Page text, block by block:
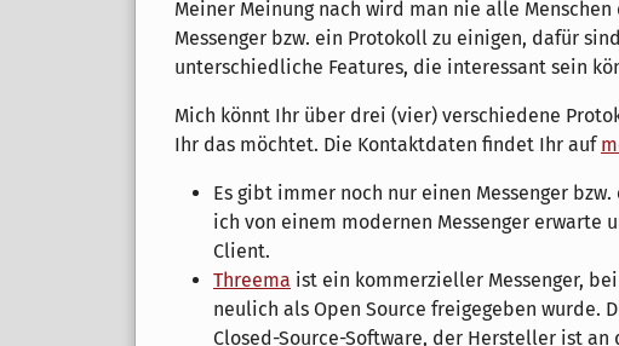
Meiner Meinung nach wird man nie alle
Messenger bzw. ein Protokoll zu einigen, dafür
unterschiedliche Features, die interessant sein
Mich könnt Ihr über drei (vier) verschiedene
Ihr das möchtet. Die Kontaktdaten findet Ihr auf
Es gibt immer noch nur einen Messenger
ich von einem modernen Messenger erwarte
Client.
Threema ist ein kommerzieller Messenger,
neulich als Open Source freigegeben wurde.
Closed-Source-Software, der Hersteller ist an